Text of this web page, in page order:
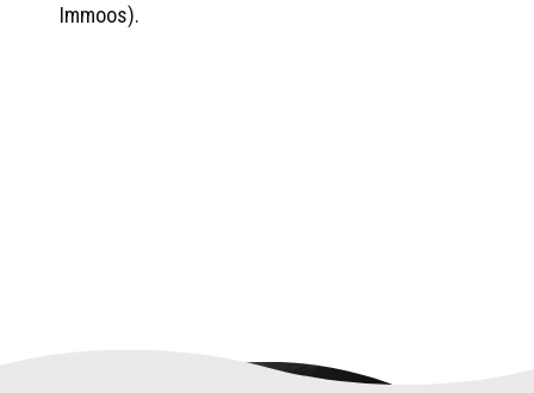
Immoos).